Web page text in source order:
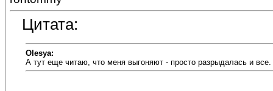
Цитата:
Olesya:
А тут еще читаю, что меня выгоняют - просто разрыдалась и